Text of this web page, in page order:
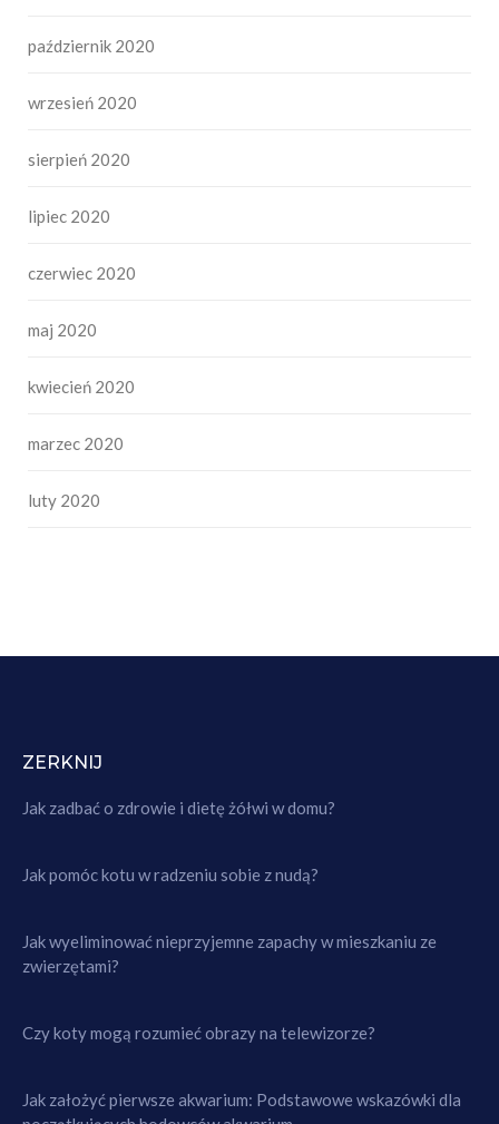
październik 2020
wrzesień 2020
sierpień 2020
lipiec 2020
czerwiec 2020
maj 2020
kwiecień 2020
marzec 2020
luty 2020
ZERKNIJ
Jak zadbać o zdrowie i dietę żółwi w domu?
Jak pomóc kotu w radzeniu sobie z nudą?
Jak wyeliminować nieprzyjemne zapachy w mieszkaniu ze
zwierzętami?
Czy koty mogą rozumieć obrazy na telewizorze?
Jak założyć pierwsze akwarium: Podstawowe wskazówki dla